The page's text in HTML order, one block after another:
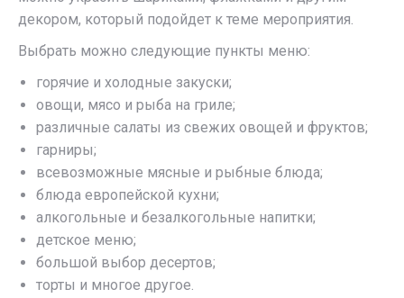
декором, который подойдет к теме мероприятия.
Выбрать можно следующие пункты меню:
горячие и холодные закуски;
овощи, мясо и рыба на гриле;
различные салаты из свежих овощей и фруктов;
гарниры;
всевозможные мясные и рыбные блюда;
блюда европейской кухни;
алкогольные и безалкогольные напитки;
детское меню;
большой выбор десертов;
торты и многое другое.